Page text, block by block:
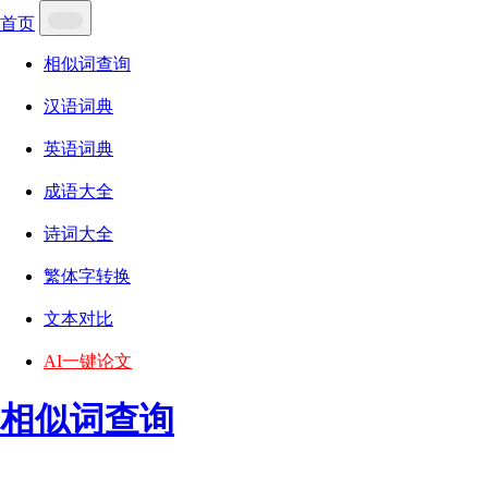
首页
相似词查询
汉语词典
英语词典
成语大全
诗词大全
繁体字转换
文本对比
AI一键论文
相似词查询